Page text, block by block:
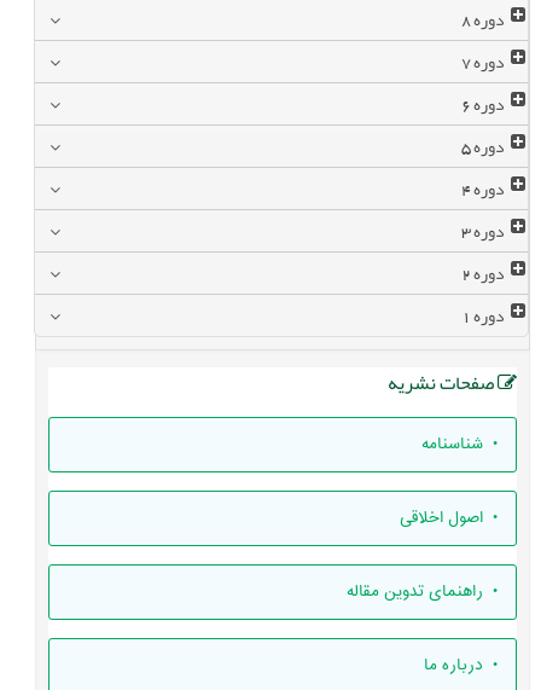
دوره8
دوره7
دوره6
دوره5
دوره4
دوره3
دوره2
دوره1
صفحات نشریه
• شناسنامه
• اصول اخلاقی
• راهنمای تدوين مقاله
• درباره ما